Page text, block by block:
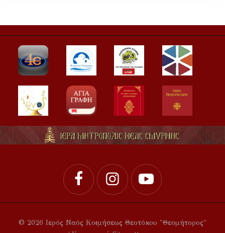
© 2026 Ιερός Ναός Κοιμήσεως Θεοτόκου "Θεομήτορος"